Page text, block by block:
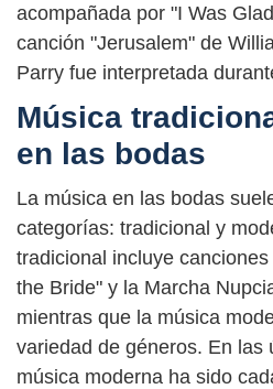
acompañada por "I Was
canción "Jerusalem" de
Parry fue interpretada
Música
en las bodas
La música en las bodas
categorías: tradicional y
tradicional incluye
the Bride" y la Marcha
mientras que la música
variedad de géneros. En las
música moderna ha sido